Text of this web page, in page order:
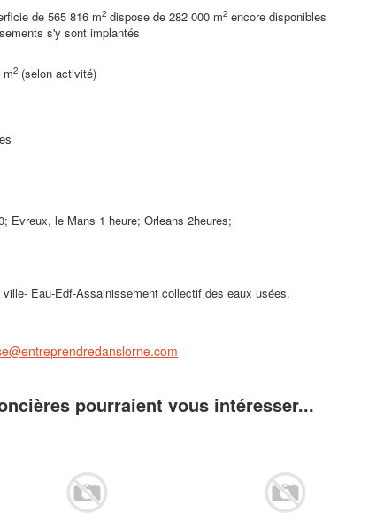
de 565 816 m2 dispose de 282 000 m2 encore disponibles
s'y sont implantés
m2 (selon activité)
Evreux, le Mans 1 heure; Orleans 2heures;
Eau-Edf-Assainissement collectif des eaux usées.
pourraient vous intéresser...